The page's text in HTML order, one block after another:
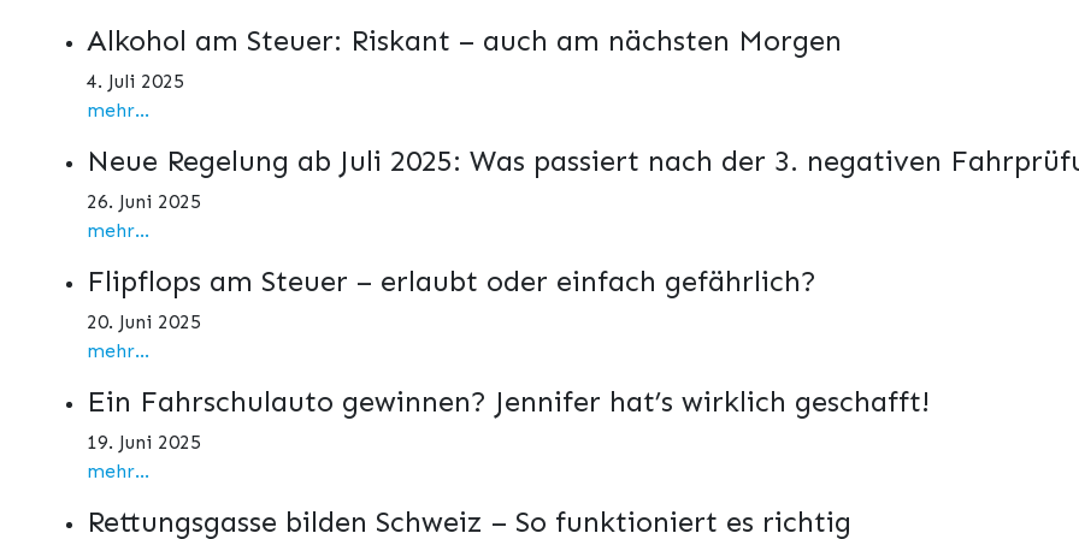
Alkohol am Steuer: Riskant – auch am nächsten Morgen
4. Juli 2025
mehr...
Neue Regelung ab Juli 2025: Was passiert nach der 3. negativen
26. Juni 2025
mehr...
Flipflops am Steuer – erlaubt oder einfach gefährlich?
20. Juni 2025
mehr...
Ein Fahrschulauto gewinnen? Jennifer hat’s wirklich geschafft!
19. Juni 2025
mehr...
Rettungsgasse bilden Schweiz – So funktioniert es richtig